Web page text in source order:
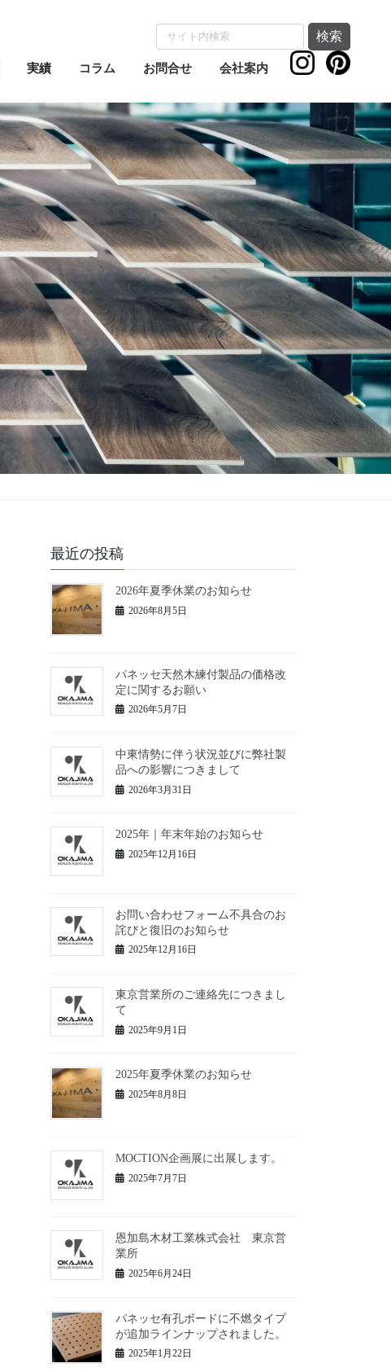
実績 コラム お問合せ 会社案内
検索
最近の投稿
2026年夏季休業のお知らせ
2026年8月5日
パネッセ天然木練付製品の価格改
定に関するお願い
2026年5月7日
中東情勢に伴う状況並びに弊社製
品への影響につきまして
2026年3月31日
2025年｜年末年始のお知らせ
2025年12月16日
お問い合わせフォーム不具合のお
詫びと復旧のお知らせ
2025年12月16日
東京営業所のご連絡先につきまし
て
2025年9月1日
2025年夏季休業のお知らせ
2025年8月8日
MOCTION企画展に出展します。
2025年7月7日
恩加島木材工業株式会社 東京営
業所
2025年6月24日
パネッセ有孔ボードに不燃タイプ
が追加ラインナップされました。
2025年1月22日